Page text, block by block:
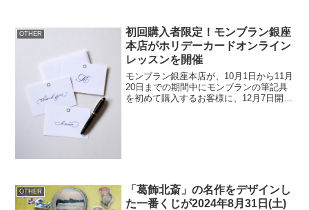
OTHER
初回購入者限定！モンブラン銀座
本店がホリデーカードオンライン
レッスンを開催
モンブラン銀座本店が、10月1日から11月
20日までの期間中にモンブランの筆記具
を初めて購入するお客様に、12月7日開催
OTHER
「葛飾北斎」の名作をデザインし
た一番くじが2024年8月31日(土)